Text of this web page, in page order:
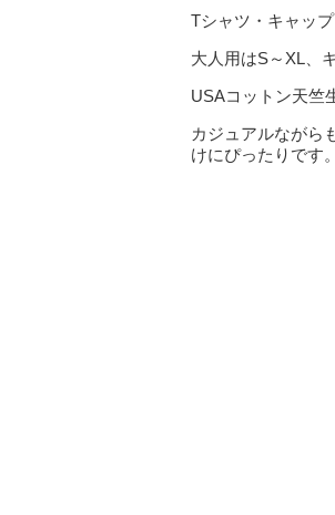
Tシャツ・キャッ
大人用はS～XL、
USAコットン天竺
カジュアルながら
けにぴったりです。